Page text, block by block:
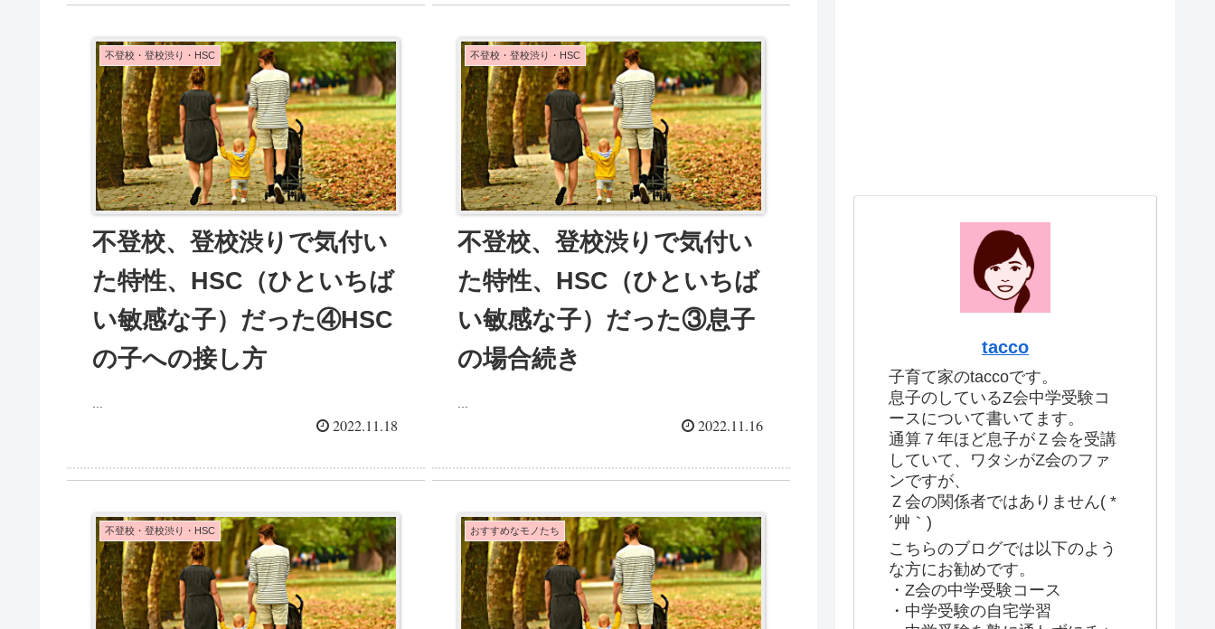
不登校・登校渋り・HSC
不登校、登校渋りで気付い
た特性、HSC（ひといちば
い敏感な子）だった④HSC
の子への接し方
2022.11.18
不登校・登校渋り・HSC
不登校、登校渋りで気付い
た特性、HSC（ひといちば
い敏感な子）だった③息子
の場合続き
2022.11.16
不登校・登校渋り・HSC おすすめなモノたち
tacco
子育て家のtaccoです。
息子のしているZ会中学受験コ
ースについて書いてます。
通算７年ほど息子がＺ会を受講
していて、ワタシがZ会のファ
ンですが、
Ｚ会の関係者ではありません( *
´艸｀)
こちらのブログでは以下のよう
な方にお勧めです。
・Z会の中学受験コース
・中学受験の自宅学習